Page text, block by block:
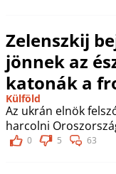
Zelenszkij
jönnek az
katonák a
Külföld
Az ukrán elnök
harcolni
0 5 63